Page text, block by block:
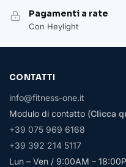
Pagamenti a rate
Con Heylight
CONTATTI
info@fitness-one.it
Modulo di contatto (Clicca
+39 075 969 6168
+39 392 214 5117
Lun – Ven / 9:00AM –